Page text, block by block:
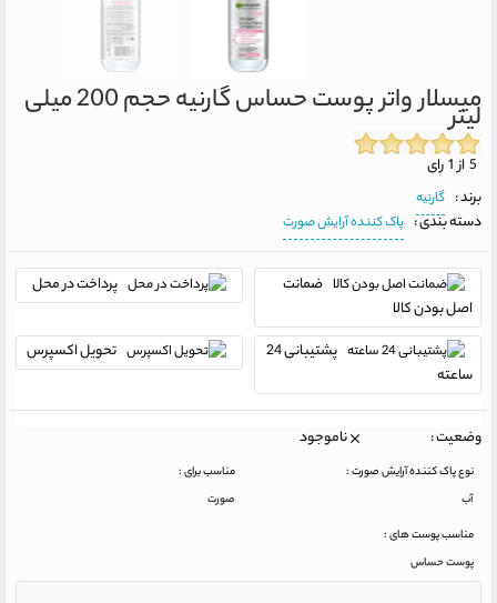
میسلار واتر پوست حساس گارنیه حجم 200 میلی لیتر
برند : گارنیه
دسته بندی : پاک کننده آرایش صورت
ضمانت
اصل بودن کالا
پرداخت در محل
پشتیبانی 24
ساعته
تحویل اکسپرس
وضعیت : ناموجود
نوع پاک کننده آرایش صورت :
آب
مناسب برای :
صورت
مناسب پوست های :
پوست حساس